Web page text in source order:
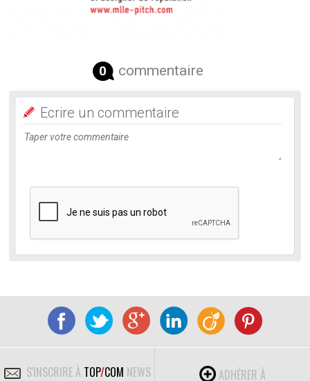
0 commentaire
Ecrire un commentaire
S'INSCRIRE À TOP/COM NEWS
ADHÉRER À